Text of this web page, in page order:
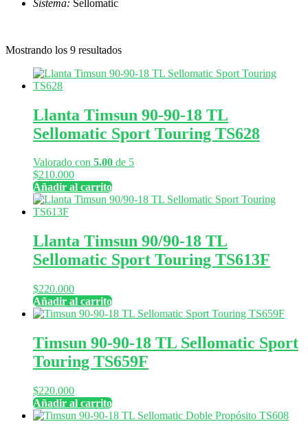
Sistema: Sellomatic
Mostrando los 9 resultados
Llanta Timsun 90-90-18 TL
Sellomatic Sport Touring TS628
Valorado con 5.00 de 5
$210.000
Añadir al carrito
Llanta Timsun 90/90-18 TL
Sellomatic Sport Touring TS613F
$220.000
Añadir al carrito
Timsun 90-90-18 TL Sellomatic Sport
Touring TS659F
$220.000
Añadir al carrito